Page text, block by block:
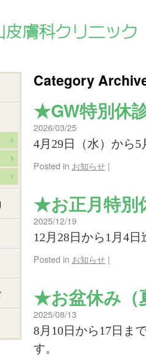
Category
★GW特別休
2026/03/25
4月29日（水）から
Posted in お知らせ |
★お正月特別
2025/12/19
12月28日から1月4
Posted in お知らせ |
★お盆休み（
2025/08/13
8月10日から17日ま
す。